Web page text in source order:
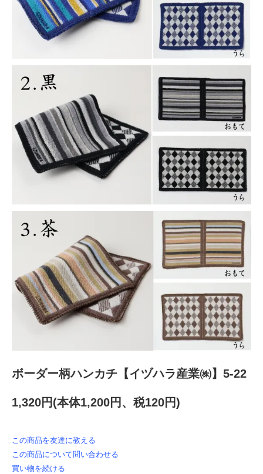
ボーダー柄ハンカチ【イヅハラ産業㈱】5-22
1,320円(本体1,200円、税120円)
この商品を友達に教える
この商品について問い合わせる
買い物を続ける